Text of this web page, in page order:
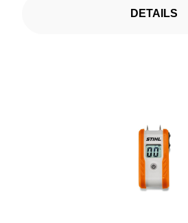
DETAILS